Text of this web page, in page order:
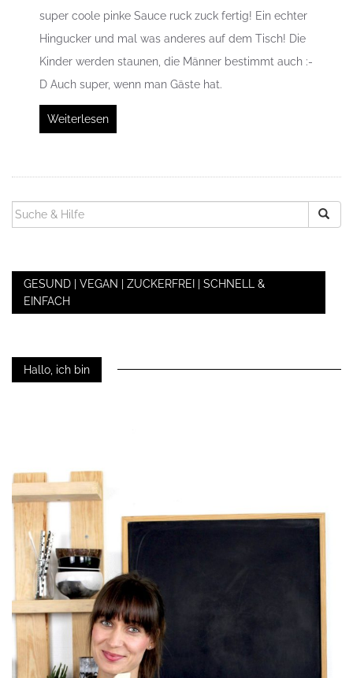
super coole pinke Sauce ruck zuck fertig! Ein echter
Hingucker und mal was anderes auf dem Tisch! Die
Kinder werden staunen, die Männer bestimmt auch :-
D Auch super, wenn man Gäste hat.
Weiterlesen
SUCHEN
NACH:
GESUND | VEGAN | ZUCKERFREI | SCHNELL &
EINFACH
Hallo, ich bin